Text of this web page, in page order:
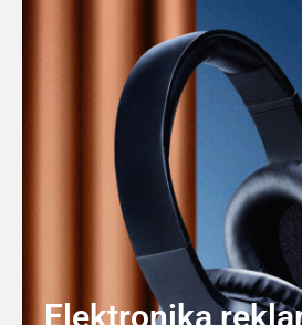
Elektronika